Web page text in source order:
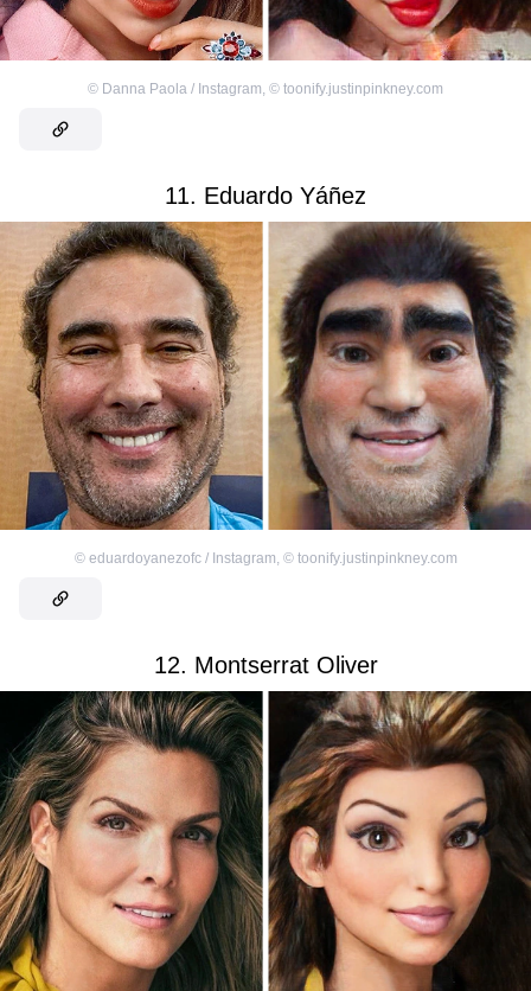
© Danna Paola / Instagram, © toonify.justinpinkney.com
11. Eduardo Yáñez
© eduardoyanezofc / Instagram, © toonify.justinpinkney.com
12. Montserrat Oliver